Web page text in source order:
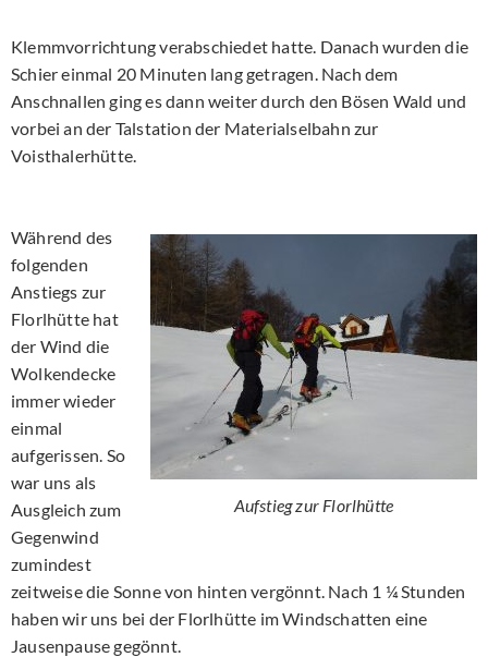
Klemmvorrichtung verabschiedet hatte. Danach wurden die
Schier einmal 20 Minuten lang getragen. Nach dem
Anschnallen ging es dann weiter durch den Bösen Wald und
vorbei an der Talstation der Materialselbahn zur
Voisthalerhütte.
Aufstieg zur Florlhütte
Während des
folgenden
Anstiegs zur
Florlhütte hat
der Wind die
Wolkendecke
immer wieder
einmal
aufgerissen. So
war uns als
Ausgleich zum
Gegenwind
zumindest
zeitweise die Sonne von hinten vergönnt. Nach 1 ¼ Stunden
haben wir uns bei der Florlhütte im Windschatten eine
Jausenpause gegönnt.